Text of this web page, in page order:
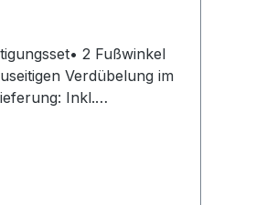
2 Fußwinkel
Verdübelung im